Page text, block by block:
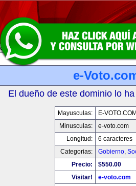
e-
El dueño de este dominio lo
Mayusculas:
E-
Minusculas:
e-voto.com
Longitud:
6 caracteres
Categorias:
Gobierno,
Precio:
$550.00
Visitar!
e-voto.com